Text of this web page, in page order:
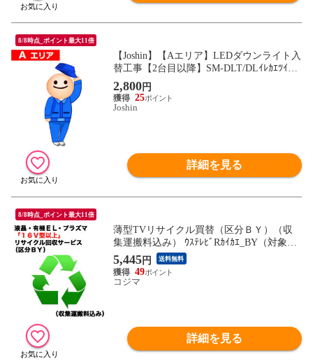
8/8時点_ポイント最大11倍
【Joshin】【Aエリア】LEDダウンライト入
替工事【2台目以降】SM-DLT/DLｲﾚｶｴﾂｲｶ_
76【返品種別B】
2,800円
25
Joshin
詳細を見る
8/8時点_ポイント最大11倍
薄型TVリサイクル買替（区分ＢＹ）（収
集運搬料込み） ｳｽﾃﾚﾋﾞRｶｲｶｴ_BY（対象商
品との同時注文時のみ承ります。）
5,445円 送料無料
49
コジマ
詳細を見る